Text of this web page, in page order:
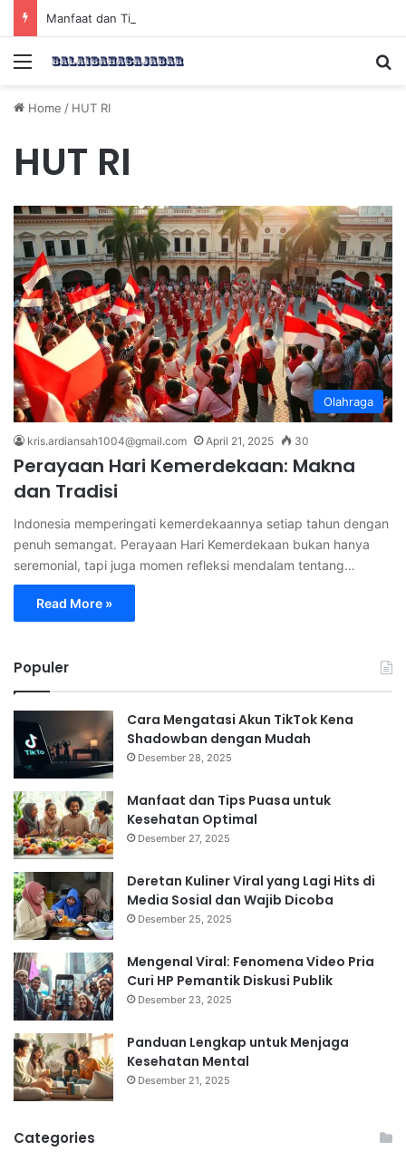
Manfaat dan Tips Puasa untuk Kesehatan Optimal
Menu
Home / HUT RI
HUT RI
Olahraga
kris.ardiansah1004@gmail.com April 21, 2025 30
Perayaan Hari Kemerdekaan: Makna
dan Tradisi
Indonesia memperingati kemerdekaannya setiap tahun dengan
penuh semangat. Perayaan Hari Kemerdekaan bukan hanya
seremonial, tapi juga momen refleksi mendalam tentang…
Read More »
Populer
Cara Mengatasi Akun TikTok Kena
Shadowban dengan Mudah
Desember 28, 2025
Manfaat dan Tips Puasa untuk
Kesehatan Optimal
Desember 27, 2025
Deretan Kuliner Viral yang Lagi Hits di
Media Sosial dan Wajib Dicoba
Desember 25, 2025
Mengenal Viral: Fenomena Video Pria
Curi HP Pemantik Diskusi Publik
Desember 23, 2025
Panduan Lengkap untuk Menjaga
Kesehatan Mental
Desember 21, 2025
Categories